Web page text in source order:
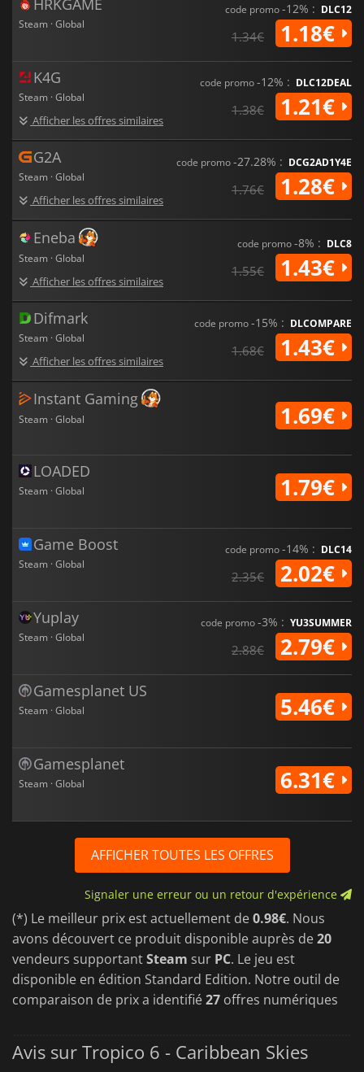
Steam · Global
code promo-12% : DLC12
1.34€ 1.18€
K4G
Steam · Global
Afficher les offres similaires
code promo-12% : DLC12DEAL
1.38€ 1.21€
G2A
Steam · Global
Afficher les offres similaires
code promo-27.28% : DCG2AD1Y4E
1.76€ 1.28€
Eneba
Steam · Global
Afficher les offres similaires
code promo-8% : DLC8
1.55€ 1.43€
Difmark
Steam · Global
Afficher les offres similaires
code promo-15% : DLCOMPARE
1.68€ 1.43€
Instant Gaming
Steam · Global 1.69€
LOADED
Steam · Global 1.79€
Game Boost
Steam · Global
code promo-14% : DLC14
2.35€ 2.02€
Yuplay
Steam · Global
code promo-3% : YU3SUMMER
2.88€ 2.79€
Gamesplanet US
Steam · Global 5.46€
Gamesplanet
Steam · Global 6.31€
AFFICHER TOUTES LES OFFRES
Signaler une erreur ou un retour d'expérience
(*) Le meilleur prix est actuellement de0.98€. Nous
avons découvert ce produit disponible auprès de20
vendeurs supportantSteam sur PC. Le jeu est
disponible en édition Standard Edition. Notre outil de
comparaison de prix a identifié27 offres numériques
Avis sur Tropico 6 - Caribbean Skies